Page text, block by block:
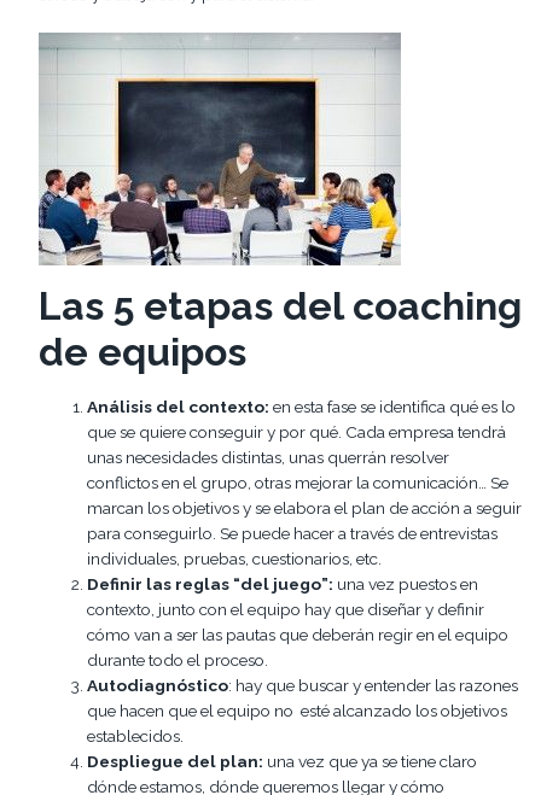
Las 5 etapas del coaching
de equipos
Análisis del contexto: en esta fase se identifica qué es lo
que se quiere conseguir y por qué. Cada empresa tendrá
unas necesidades distintas, unas querrán resolver
conflictos en el grupo, otras mejorar la comunicación… Se
marcan los objetivos y se elabora el plan de acción a seguir
para conseguirlo. Se puede hacer a través de entrevistas
individuales, pruebas, cuestionarios, etc.
Definir las reglas “del juego”: una vez puestos en
contexto, junto con el equipo hay que diseñar y definir
cómo van a ser las pautas que deberán regir en el equipo
durante todo el proceso.
Autodiagnóstico: hay que buscar y entender las razones
que hacen que el equipo no esté alcanzado los objetivos
establecidos.
Despliegue del plan: una vez que ya se tiene claro
dónde estamos, dónde queremos llegar y cómo